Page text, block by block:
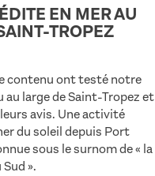
EN MER AU
TROPEZ
contenu ont testé notre
au large de Saint-Tropez et
avis. Une activité
du soleil depuis Port
sous le surnom de « la
».